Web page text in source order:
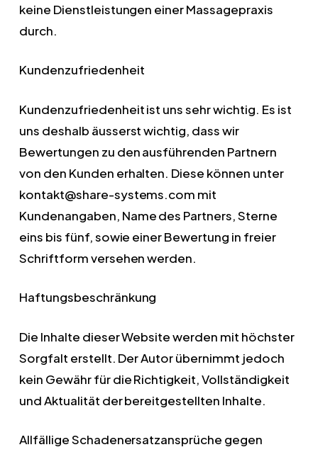
keine Dienstleistungen einer Massagepraxis
durch.
Kundenzufriedenheit
Kundenzufriedenheit ist uns sehr wichtig. Es ist
uns deshalb äusserst wichtig, dass wir
Bewertungen zu den ausführenden Partnern
von den Kunden erhalten. Diese können unter
kontakt@share-systems.com mit
Kundenangaben, Name des Partners, Sterne
eins bis fünf, sowie einer Bewertung in freier
Schriftform versehen werden.
Haftungsbeschränkung
Die Inhalte dieser Website werden mit höchster
Sorgfalt erstellt. Der Autor übernimmt jedoch
kein Gewähr für die Richtigkeit, Vollständigkeit
und Aktualität der bereitgestellten Inhalte.
Allfällige Schadenersatzansprüche gegen